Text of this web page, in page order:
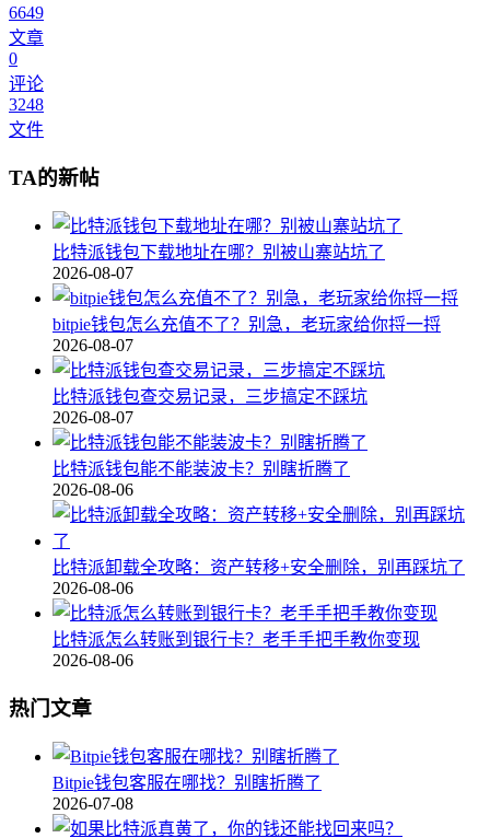
6649
文章
0
评论
3248
文件
TA的新帖
比特派钱包下载地址在哪？别被山寨站坑了
2026-08-07
bitpie钱包怎么充值不了？别急，老玩家给你捋一捋
2026-08-07
比特派钱包查交易记录，三步搞定不踩坑
2026-08-07
比特派钱包能不能装波卡？别瞎折腾了
2026-08-06
比特派卸载全攻略：资产转移+安全删除，别再踩坑了
2026-08-06
比特派怎么转账到银行卡？老手手把手教你变现
2026-08-06
热门文章
Bitpie钱包客服在哪找？别瞎折腾了
2026-07-08